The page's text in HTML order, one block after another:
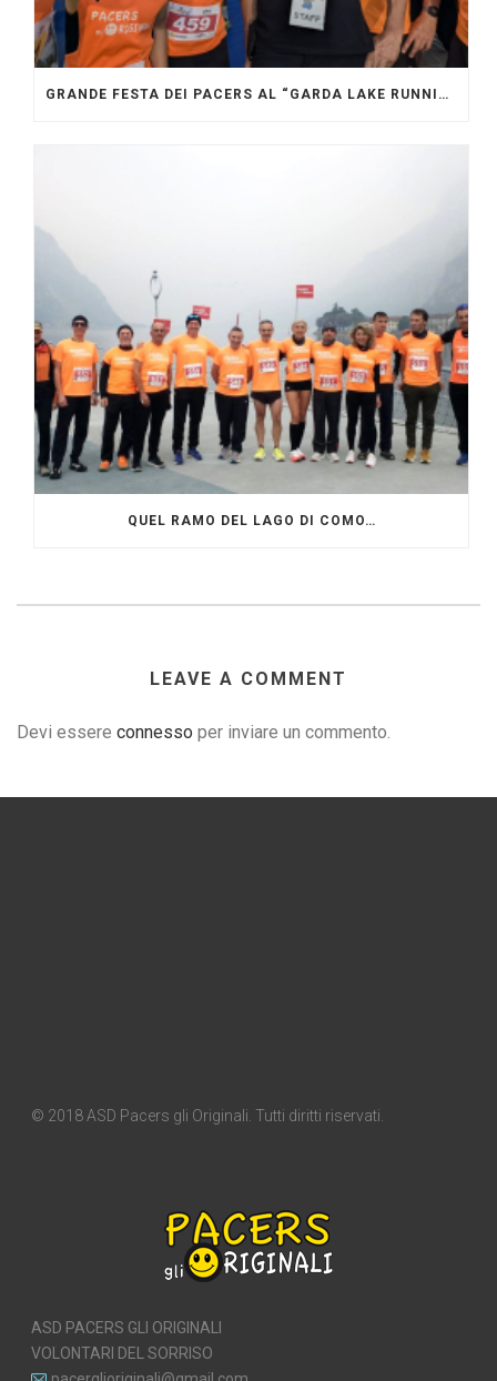
GRANDE FESTA DEI PACERS AL “GARDA LAKE RUNNING FESTIVAL”
QUEL RAMO DEL LAGO DI COMO…
LEAVE A COMMENT
Devi essere connesso per inviare un commento.
© 2018 ASD Pacers gli Originali. Tutti diritti riservati.
ASD PACERS GLI ORIGINALI
VOLONTARI DEL SORRISO